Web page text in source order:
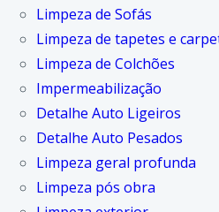
Limpeza de Sofás
Limpeza de tapetes e
Limpeza de Colchões
Impermeabilização
Detalhe Auto Ligeiros
Detalhe Auto Pesados
Limpeza geral profunda
Limpeza pós obra